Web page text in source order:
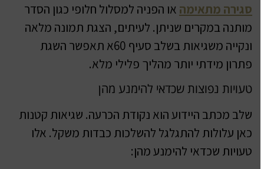
סגירה מתאימהאו הפניה למסלול חלופי כגון הסדר
מותנה במקרים שניתן. לעיתים, הצגת תמונה מלאה
ונקייה משגיאות בשלב סעיף 60א תאפשר השגת
פתרון מידתי יותר מהליך פלילי מלא.
טעויות נפוצות שכדאי להימנע מהן
שלב מכתב היידוע הוא נקודת הכרעה. שגיאות קטנות
כאן עלולות להתגלגל להשלכות כבדות משקל. אלו
טעויות שכדאי להימנע מהן: